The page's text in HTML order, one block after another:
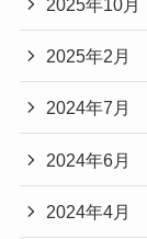
2025年10月
2025年2月
2024年7月
2024年6月
2024年4月